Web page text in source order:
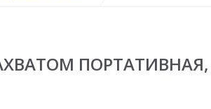
ПОРТАТИВНАЯ,